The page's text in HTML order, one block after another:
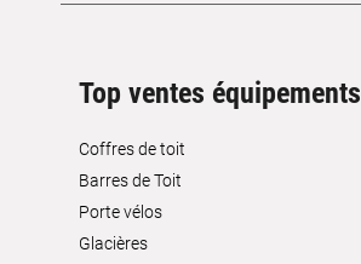
Top ventes équipements
Coffres de toit
Barres de Toit
Porte vélos
Glacières